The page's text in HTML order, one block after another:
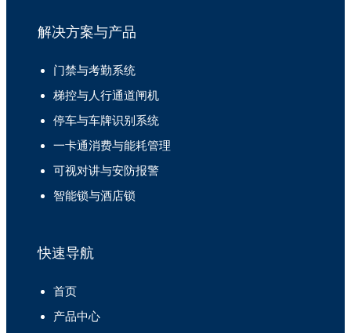
解决方案与产品
门禁与考勤系统
梯控与人行通道闸机
停车与车牌识别系统
一卡通消费与能耗管理
可视对讲与安防报警
智能锁与酒店锁
快速导航
首页
产品中心